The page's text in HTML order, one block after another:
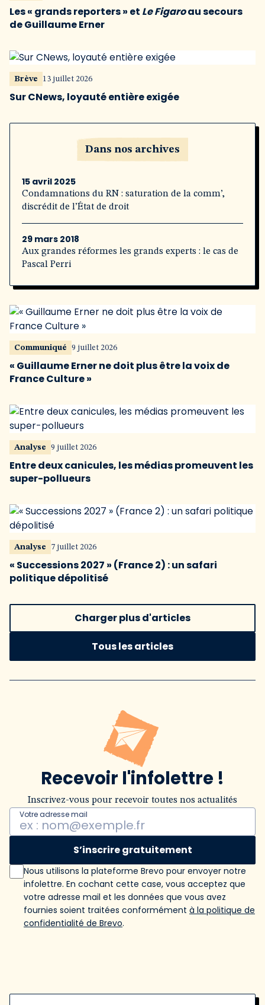
Les « grands reporters » et Le Figaroau secours
de Guillaume Erner
Brève 13 juillet 2026
Sur CNews, loyauté entière exigée
Dans nos archives
15 avril 2025
Condamnations du RN : saturation de la comm’,
discrédit de l’État de droit
29 mars 2018
Aux grandes réformes les grands experts : le cas de
Pascal Perri
Communiqué 9 juillet 2026
« Guillaume Erner ne doit plus être la voix de
France Culture »
Analyse 9 juillet 2026
Entre deux canicules, les médias promeuvent les
super-pollueurs
Analyse 7 juillet 2026
« Successions 2027 » (France 2) : un safari
politique dépolitisé
Charger plus d'articles
Tous les articles
Recevoir l'infolettre !
Inscrivez-vous pour recevoir toutes nos actualités
Votre adresse mail
S’inscrire gratuitement
Nous utilisons la plateforme Brevo pour envoyer notre
infolettre. En cochant cette case, vous acceptez que
votre adresse mail et les données que vous avez
fournies soient traitées conformément à la politique de
confidentialité de Brevo.